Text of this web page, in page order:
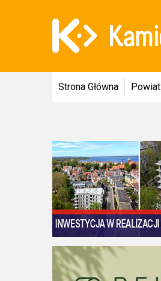
Strona Główna Powiat